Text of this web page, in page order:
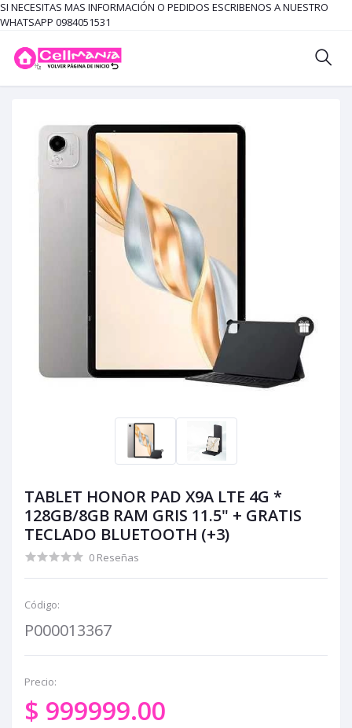
SI NECESITAS MAS INFORMACIÓN O PEDIDOS ESCRIBENOS A NUESTRO
WHATSAPP 0984051531
TABLET HONOR PAD X9A LTE 4G *
128GB/8GB RAM GRIS 11.5" + GRATIS
TECLADO BLUETOOTH (+3)
0 Reseñas
Código:
P000013367
Precio:
$ 999999.00